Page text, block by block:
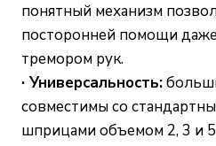
понятный механизм
посторонней помощи
тремором рук.
· Универсальность:
совместимы со
шприцами объемом 2, 3 и